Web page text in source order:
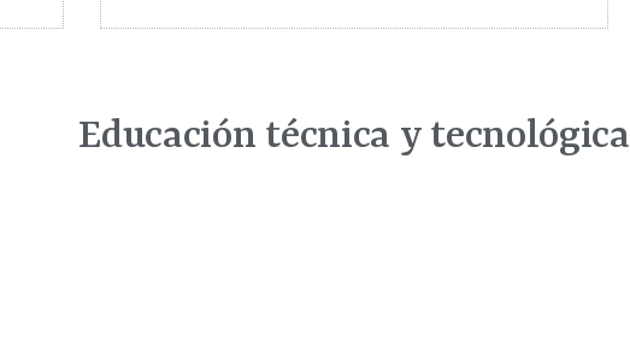
Educación técnica y tecnológica